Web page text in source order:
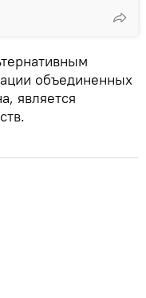
объединенных
является